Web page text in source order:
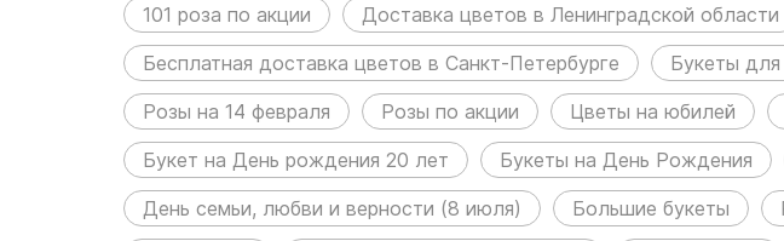
101 роза по акции
Доставка цветов в Ленинградской области
Бесплатная доставка цветов в Санкт-Петербурге
Букеты
Розы на 14 февраля
Розы по акции Цветы на юбилей
Букет на День рождения 20 лет
Букеты на День Рождения
День семьи, любви и верности (8 июля)
Большие букеты